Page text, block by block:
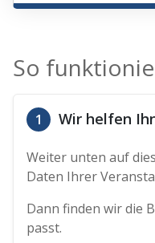
So
1 Wir helfen
Weiter unten auf
Daten Ihrer
Dann finden wir die
passt.